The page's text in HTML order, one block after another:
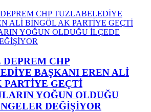
DEPREM CHP
BAŞKANI EREN ALİ
PARTİYE GEÇTİ
YOĞUN OLDUĞU
DEĞİŞİYOR